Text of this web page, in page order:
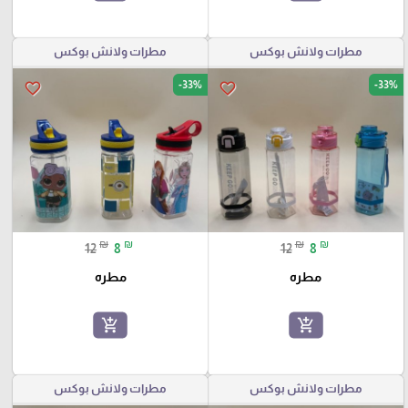
مطرات ولانش بوكس
favorite_border -33%
12 ₪ 8 ₪
مطره
add_shopping_cart
مطرات ولانش بوكس
favorite_border -33%
12 ₪ 8 ₪
مطره
add_shopping_cart
مطرات ولانش بوكس مطرات ولانش بوكس